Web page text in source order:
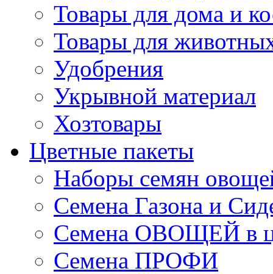
Товары для дома и
Товары для
Удобрения
Укрывной материал
Хозтовары
Цветные пакеты
Наборы семян
Семена Газона и
Семена ОВОЩЕЙ в
Семена ПРОФИ